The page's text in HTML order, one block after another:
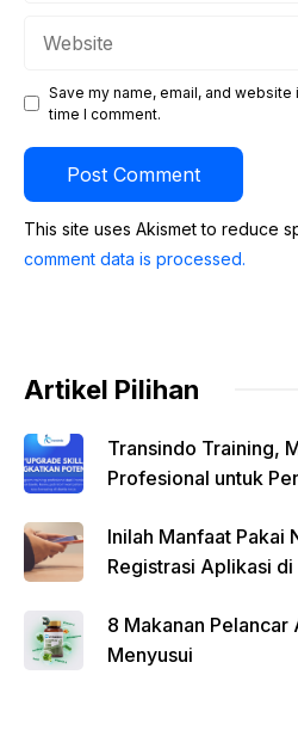
Save my name, email, and
time I comment.
This site uses Akismet to reduce
comment data is processed.
Artikel Pilihan
Transindo Training,
Profesional untuk
Inilah Manfaat Pakai
Registrasi Aplikasi di
8 Makanan Pelancar
Menyusui